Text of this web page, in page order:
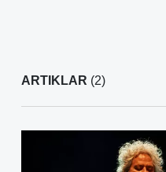
ARTIKLAR (2)